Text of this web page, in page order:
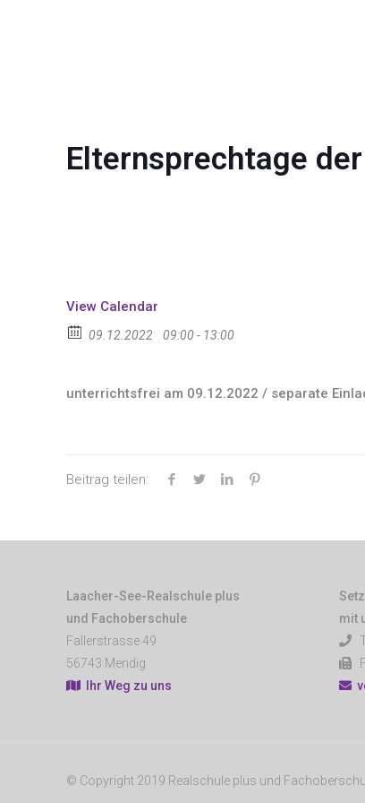
Elternsprechtage
View Calendar
09.12.2022 09:00 - 13:00
unterrichtsfrei am 09.12.2022 / separate
Beitrag teilen:
Laacher-See-Realschule plus
und Fachoberschule
Fallerstrasse 49
56743 Mendig
Ihr Weg zu uns
mit
© Copyright 2019 Realschule plus und